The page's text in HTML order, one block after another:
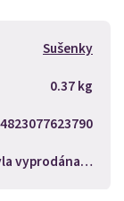
Sušenky
0.37 kg
4823077623790
vyprodána…